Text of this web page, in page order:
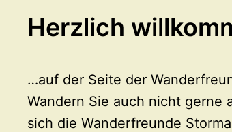
Herzlich
…auf der Seite der
Wandern Sie auch nicht gerne
sich die Wanderfreunde